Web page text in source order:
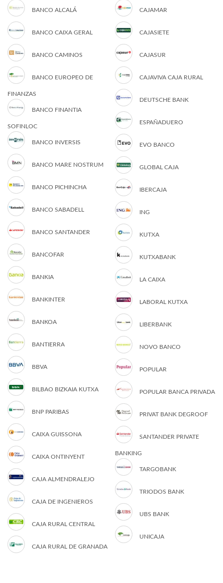
BANCO ALCALÁ
BANCO CAIXA GERAL
BANCO CAMINOS
BANCO EUROPEO DE
FINANZAS
BANCO FINANTIA
SOFINLOC
BANCO INVERSIS
BANCO MARE NOSTRUM
BANCO PICHINCHA
BANCO SABADELL
BANCO SANTANDER
BANCOFAR
BANKIA
BANKINTER
BANKOA
BANTIERRA
BBVA
BILBAO BIZKAIA KUTXA
BNP PARIBAS
CAIXA GUISSONA
CAIXA ONTINYENT
CAJA ALMENDRALEJO
CAJA DE INGENIEROS
CAJA RURAL CENTRAL
CAJA RURAL DE GRANADA
CAJAMAR
CAJASIETE
CAJASUR
CAJAVIVA CAJA RURAL
DEUTSCHE BANK
ESPAÑADUERO
EVO BANCO
GLOBAL CAJA
IBERCAJA
ING
KUTXA
KUTXABANK
LA CAIXA
LABORAL KUTXA
LIBERBANK
NOVO BANCO
POPULAR
POPULAR BANCA PRIVADA
PRIVAT BANK DEGROOF
SANTANDER PRIVATE
BANKING
TARGOBANK
TRIODOS BANK
UBS BANK
UNICAJA